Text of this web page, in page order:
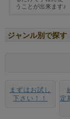
ジャンル別で探す